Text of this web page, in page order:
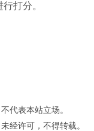
打分。
代表本站立场。
经许可，不得转载。